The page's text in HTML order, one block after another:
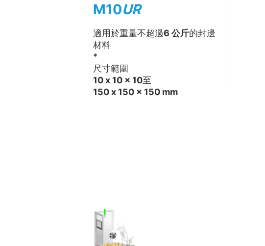
M10UR
適用於重量不超過6 公斤的封邊
材料
*
尺寸範圍
10 x 10 x 10至
150 x 150 x 150 mm